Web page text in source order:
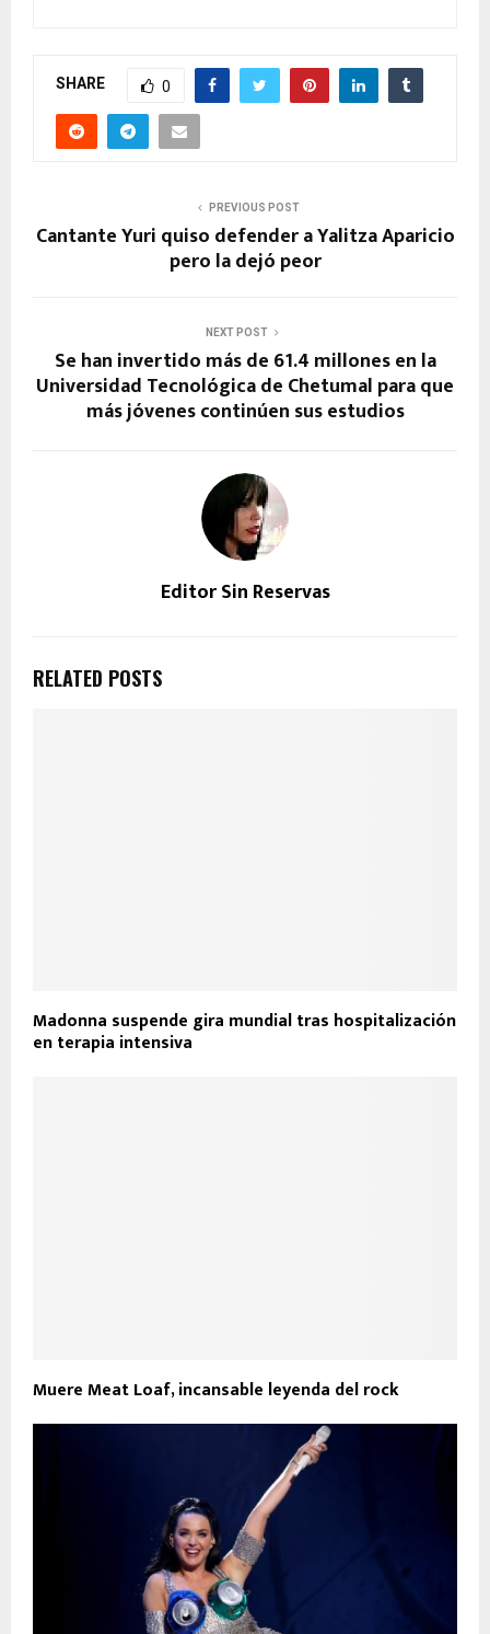
SHARE 0
PREVIOUS POST
Cantante Yuri quiso defender a Yalitza Aparicio
pero la dejó peor
NEXT POST
Se han invertido más de 61.4 millones en la
Universidad Tecnológica de Chetumal para que
más jóvenes continúen sus estudios
Editor Sin Reservas
RELATED POSTS
Madonna suspende gira mundial tras hospitalización
en terapia intensiva
Muere Meat Loaf, incansable leyenda del rock